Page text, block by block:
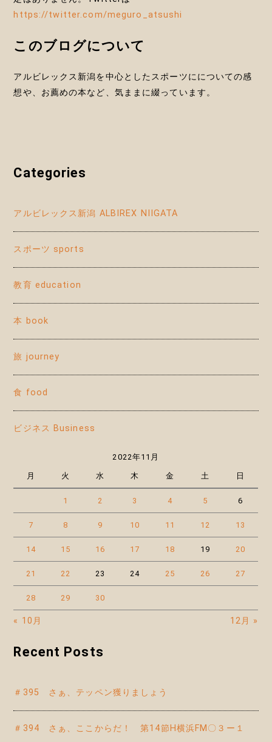
https://twitter.com/meguro_atsushi
このブログについて
アルビレックス新潟を中心としたスポーツにについての感
想や、お薦めの本など、気ままに綴っています。
Categories
アルビレックス新潟 ALBIREX NIIGATA
スポーツ sports
教育 education
本 book
旅 journey
食 food
ビジネス Business
2022年11月
月 火 水 木 金 土 日
1 2 3 4 5 6
7 8 9 10 11 12 13
14 15 16 17 18 19 20
21 22 23 24 25 26 27
28 29 30
« 10月 12月 »
Recent Posts
＃395 さぁ、テッペン獲りましょう
＃394 さぁ、ここからだ！ 第14節H横浜FM〇３ー１